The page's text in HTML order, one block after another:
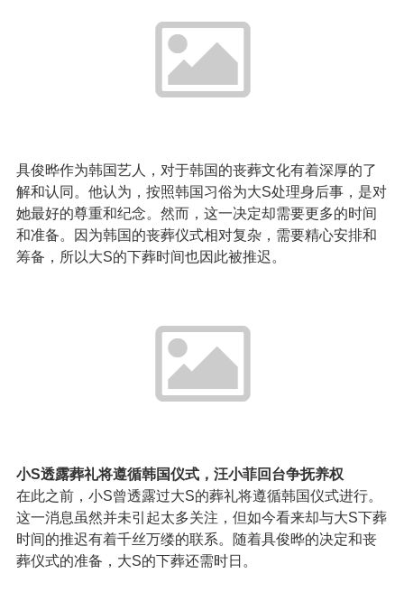
具俊晔作为韩国艺人，对于韩国的丧葬文化有着深厚的了
解和认同。他认为，按照韩国习俗为大S处理身后事，是对
她最好的尊重和纪念。然而，这一决定却需要更多的时间
和准备。因为韩国的丧葬仪式相对复杂，需要精心安排和
筹备，所以大S的下葬时间也因此被推迟。
小S透露葬礼将遵循韩国仪式，汪小菲回台争抚养权
在此之前，小S曾透露过大S的葬礼将遵循韩国仪式进行。
这一消息虽然并未引起太多关注，但如今看来却与大S下葬
时间的推迟有着千丝万缕的联系。随着具俊晔的决定和丧
葬仪式的准备，大S的下葬还需时日。